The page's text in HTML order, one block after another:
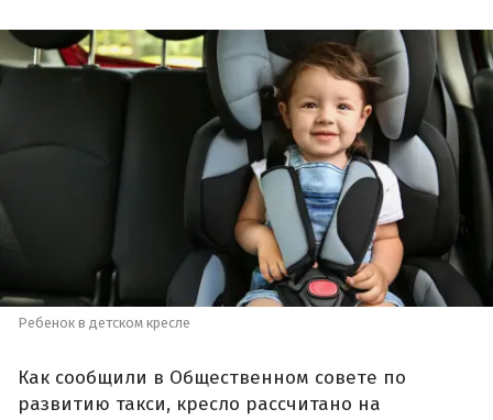
Ребенок в детском кресле
Как сообщили в Общественном совете по
развитию такси, кресло рассчитано на